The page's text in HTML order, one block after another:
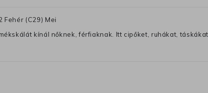
(C29) Mei
kínál nőknek, férfiaknak. Itt cipőket, ruhákat,